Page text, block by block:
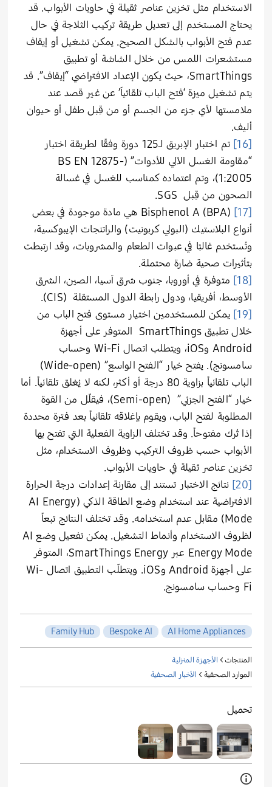
الاستخدام مثل تخزين عناصر ثقيلة في حاويات الأبواب. قد
يحتاج المستخدم إلى تعديل طريقة تركيب الثلاجة في حال
عدم فتح الأبواب بالشكل الصحيح. يمكن تشغيل أو إيقاف
مستشعرات اللمس من خلال الشاشة أو تطبيق
SmartThings، حيث يكون الإعداد الافتراضي “إيقاف”. قد
يتم تشغيل ميزة ‘فتح الباب تلقائياً’ عن غير قصد عند
ملامستها لأي جزء من الجسم أو من قِبل طفل أو حيوان
أليف.
[16]
تم اختبار الإبريق لـ125 دورة وفقًا لطريقة اختبار
“مقاومة الغسل الآلي للأدوات” (BS EN 12875-
1:2005)، وتم اعتماده كمناسب للغسل في غسالة
الصحون من قِبل SGS.
[17]
Bisphenol A (BPA) هي مادة موجودة في بعض
أنواع البلاستيك (البولي كربونيت) والراتنجات الإيبوكسية،
وتُستخدم غالبًا في عبوات الطعام والمشروبات، وقد ارتبطت
بتأثيرات صحية ضارة محتملة.
[18]
متوفرة في أوروبا، جنوب شرق آسيا، الصين، الشرق
الأوسط، أفريقيا، ودول رابطة الدول المستقلة (CIS)
.
[19]
يمكن للمستخدمين اختيار مستوى فتح الباب من
خلال تطبيق SmartThings المتوفر على أجهزة
Android وiOS، ويتطلب اتصال Wi-Fi وحساب
سامسونج). يفتح خيار “الفتح الواسع” (Wide-open)
الباب تلقائياً بزاوية 80 درجة أو أكثر، لكنه لا يُغلق تلقائياً. أما
خيار “الفتح الجزئي” (Semi-open)، فيقلّل من القوة
المطلوبة لفتح الباب، ويقوم بإغلاقه تلقائياً بعد فترة محددة
إذا تُرك مفتوحاً. وقد تختلف الزاوية الفعلية التي تفتح بها
الأبواب حسب ظروف التركيب وظروف الاستخدام، مثل
تخزين عناصر ثقيلة في حاويات الأبواب.
[20]
نتائج الاختبار تستند إلى مقارنة إعدادات درجة الحرارة
الافتراضية عند استخدام وضع الطاقة الذكي (AI Energy
Mode) مقابل عدم استخدامه. وقد تختلف النتائج تبعاً
لظروف الاستخدام وأنماط التشغيل. يمكن تفعيل وضع AI
Energy Mode عبر SmartThings Energy، المتوفر
على أجهزة Android وiOS. ويتطلّب التطبيق اتصال Wi-
Fi وحساب سامسونج.
AI Home Appliances
Bespoke AI
Family Hub
المنتجات > الأجهزة المنزلية
الموارد الصحفية > الأخبار الصحفية
تحميل